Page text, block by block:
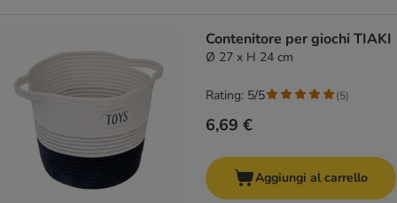
Contenitore per giochi TIAKI
Ø 27 x H 24 cm
6,69 €
Rating: 5/5 (5)
Aggiungi al carrello